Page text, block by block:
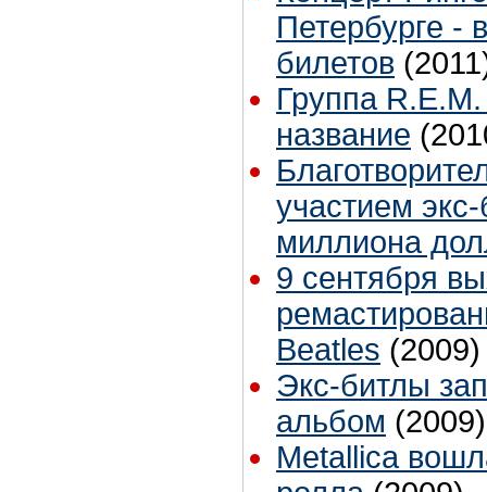
Петербурге -
билетов
Группа
название
участием
миллиона
9 сентября
Beatles (2009)
Экс-битлы
альбом (2009)
Metallica